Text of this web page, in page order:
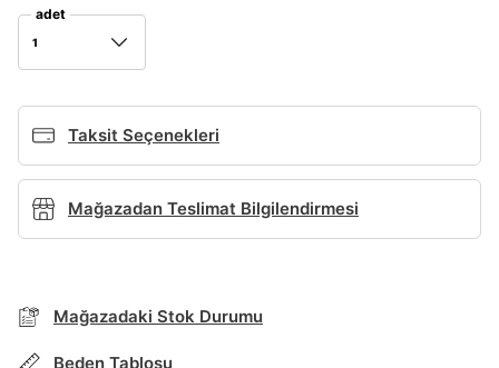
adet
1
Taksit Seçenekleri
Mağazadan Teslimat Bilgilendirmesi
Mağazadaki Stok Durumu
Beden Tablosu
Mağazada Bul
BEDEN TABLOSU
Telefon Numarası*
E-posta Adresi*
Şifre*